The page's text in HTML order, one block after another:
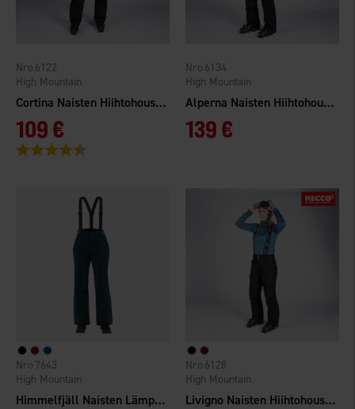
Cortina Naisten Hiihtohousut Bib
High Mountain
6122
109 €
Arvio:
Alperna Naisten Hiihtohousut 3L
High Mountain
6134
139 €
Himmelfjäll Naisten Lämpöhousut WP
High Mountain
7643
Livigno Naisten Hiihtohousut WP
High Mountain
6128